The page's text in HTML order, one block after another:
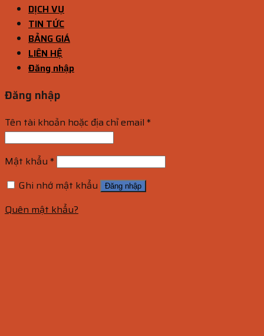
DỊCH VỤ
TIN TỨC
BẢNG GIÁ
LIÊN HỆ
Đăng nhập
Đăng nhập
Tên tài khoản hoặc địa chỉ email *
Mật khẩu *
Ghi nhớ mật khẩu
Đăng nhập
Quên mật khẩu?